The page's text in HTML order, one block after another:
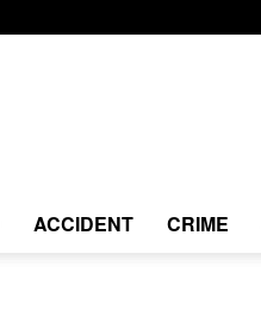
ACCIDENT CRIME